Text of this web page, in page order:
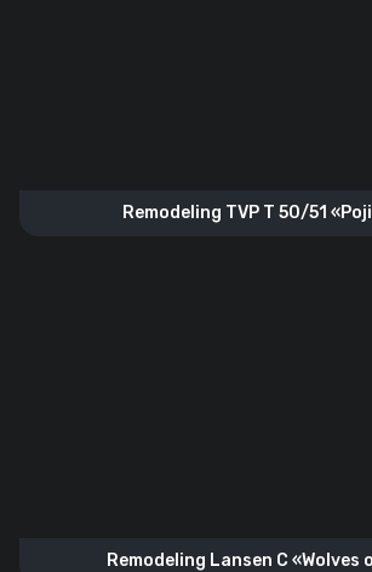
Remodeling TVP T 50/51
Remodeling Lansen C «Wolves